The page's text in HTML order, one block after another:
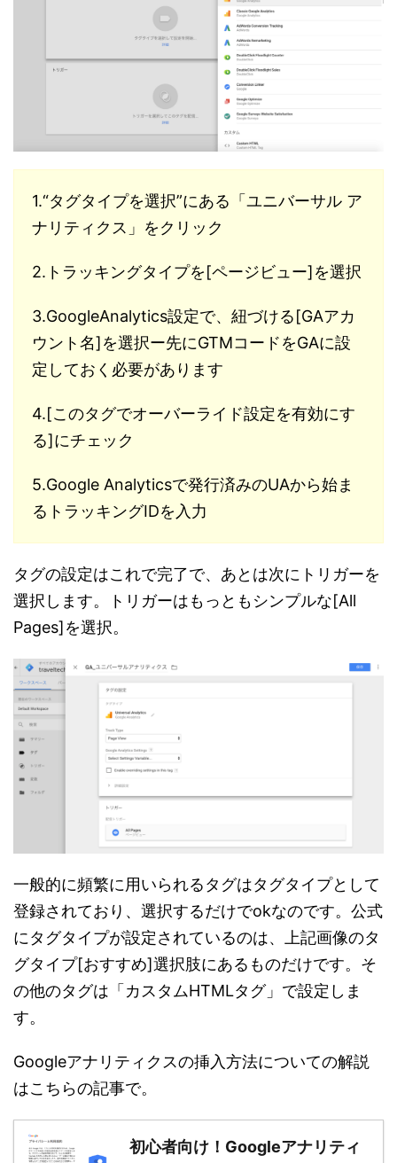
1.“タグタイプを選択”にある「ユニバーサル ア
ナリティクス」をクリック
2.トラッキングタイプを[ページビュー]を選択
3.GoogleAnalytics設定で、紐づける[GAアカ
ウント名]を選択ー先にGTMコードをGAに設
定しておく必要があります
4.[このタグでオーバーライド設定を有効にす
る]にチェック
5.Google Analyticsで発行済みのUAから始ま
るトラッキングIDを入力
タグの設定はこれで完了で、あとは次にトリガーを
選択します。トリガーはもっともシンプルな[All
Pages]を選択。
一般的に頻繁に用いられるタグはタグタイプとして
登録されており、選択するだけでokなのです。公式
にタグタイプが設定されているのは、上記画像のタ
グタイプ[おすすめ]選択肢にあるものだけです。そ
の他のタグは「カスタムHTMLタグ」で設定しま
す。
Googleアナリティクスの挿入方法についての解説
はこちらの記事で。
初心者向け！Googleアナリティ